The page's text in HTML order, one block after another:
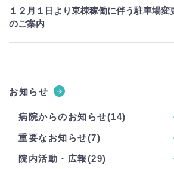
１２月１日より東棟稼働に伴う駐車場
のご案内
お知らせ
病院からのお知らせ(14)
重要なお知らせ(7)
院内活動・広報(29)